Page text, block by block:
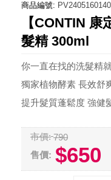
商品編號:
【CONTIN
髮精 300ml
你一直在找的洗髮精
獨家植物酵素 長效舒
提升髮質蓬鬆度 強健
市價: 790
售價: $650